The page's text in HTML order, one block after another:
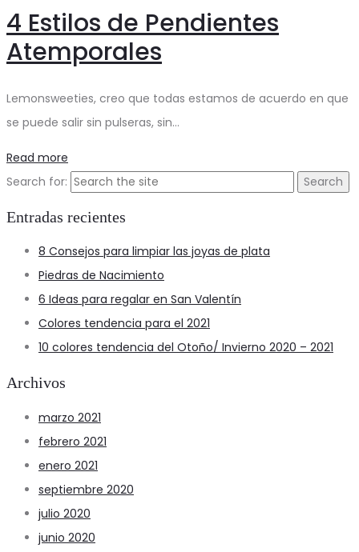
4 Estilos de Pendientes
Atemporales
Lemonsweeties, creo que todas estamos de acuerdo en que
se puede salir sin pulseras, sin…
Read more
Search for:
Entradas recientes
8 Consejos para limpiar las joyas de plata
Piedras de Nacimiento
6 Ideas para regalar en San Valentín
Colores tendencia para el 2021
10 colores tendencia del Otoño/ Invierno 2020 – 2021
Archivos
marzo 2021
febrero 2021
enero 2021
septiembre 2020
julio 2020
junio 2020